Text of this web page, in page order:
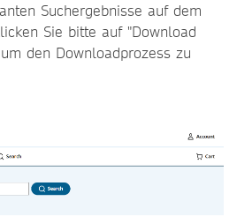
Suchergebnisse auf dem
Sie bitte auf "Download
den Downloadprozess zu